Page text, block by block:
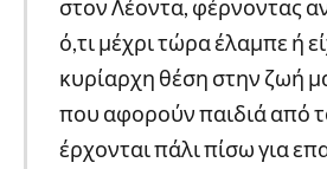
στον Λέοντα, φέρνοντας
ό,τι μέχρι τώρα έλαμπε ή
κυρίαρχη θέση στην ζωή
που αφορούν παιδιά από
έρχονται πάλι πίσω για